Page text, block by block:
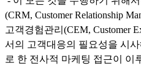
(CRM, Customer Relationship
고객경험관리(CEM, Customer
서의 고객대응의 필요성을 시
로 한 전사적 마케팅 접근이 이